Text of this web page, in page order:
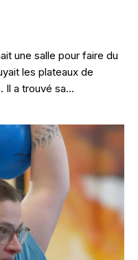
une salle pour faire du
les plateaux de
Il a trouvé sa…